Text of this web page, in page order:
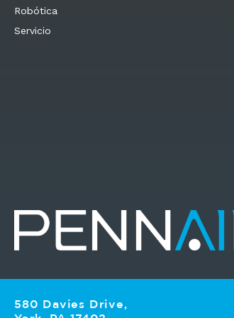
Robótica
Servicio
580 Davies Drive,